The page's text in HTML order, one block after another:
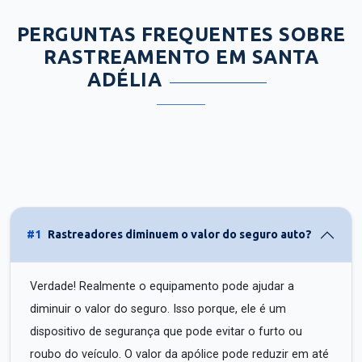
PERGUNTAS FREQUENTES SOBRE
RASTREAMENTO EM SANTA
ADÉLIA
#1 Rastreadores diminuem o valor do seguro auto?
Verdade! Realmente o equipamento pode ajudar a
diminuir o valor do seguro. Isso porque, ele é um
dispositivo de segurança que pode evitar o furto ou
roubo do veículo. O valor da apólice pode reduzir em até